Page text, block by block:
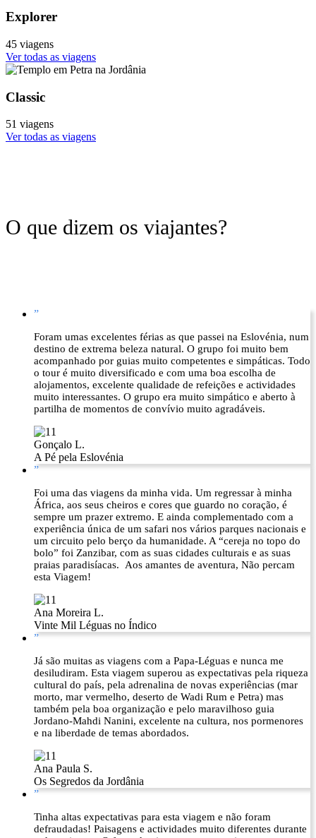
Explorer
45 viagens
Ver todas as viagens
Classic
51 viagens
Ver todas as viagens
O que dizem os viajantes?
”
Foram umas excelentes férias as que passei na Eslovénia, num
destino de extrema beleza natural. O grupo foi muito bem
acompanhado por guias muito competentes e simpáticas. Todo
o tour é muito diversificado e com uma boa escolha de
alojamentos, excelente qualidade de refeições e actividades
muito interessantes. O grupo era muito simpático e aberto à
partilha de momentos de convívio muito agradáveis.
Gonçalo L.
A Pé pela Eslovénia
”
Foi uma das viagens da minha vida. Um regressar à minha
África, aos seus cheiros e cores que guardo no coração, é
sempre um prazer extremo. E ainda complementado com a
experiência única de um safari nos vários parques nacionais e
um circuito pelo berço da humanidade. A “cereja no topo do
bolo” foi Zanzibar, com as suas cidades culturais e as suas
praias paradisíacas. Aos amantes de aventura, Não percam
esta Viagem!
Ana Moreira L.
Vinte Mil Léguas no Índico
”
Já são muitas as viagens com a Papa-Léguas e nunca me
desiludiram. Esta viagem superou as expectativas pela riqueza
cultural do país, pela adrenalina de novas experiências (mar
morto, mar vermelho, deserto de Wadi Rum e Petra) mas
também pela boa organização e pelo maravilhoso guia
Jordano-Mahdi Nanini, excelente na cultura, nos pormenores
e na liberdade de temas abordados.
Ana Paula S.
Os Segredos da Jordânia
”
Tinha altas expectativas para esta viagem e não foram
defraudadas! Paisagens e actividades muito diferentes durante